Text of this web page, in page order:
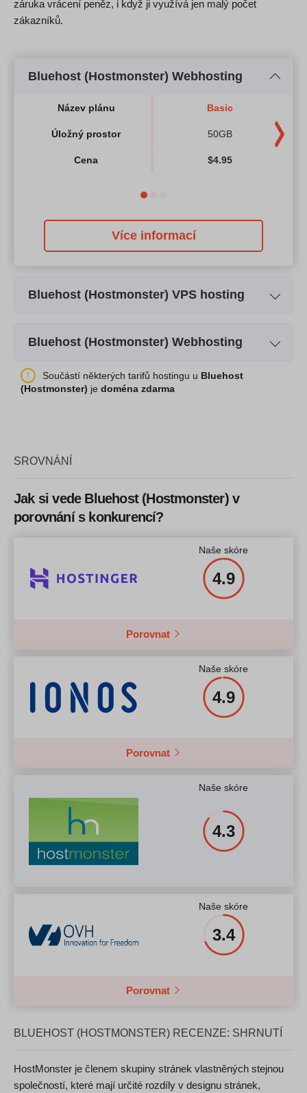
záruka vrácení peněz, i když ji využívá jen malý počet
zákazníků.
Bluehost (Hostmonster) Webhosting
Název plánu
Úložný prostor
Cena
Basic
50GB
$4.95
Více informací
Bluehost (Hostmonster) VPS hosting
Úložný prostor
CPU Dual Core
Více informací
Bluehost (Hostmonster) Webhosting
Název plánu Standard
Více informací
Součástí některých tarifů hostingu u Bluehost
(Hostmonster) je doména zdarma
SROVNÁNÍ
Jak si vede Bluehost (Hostmonster) v
porovnání s konkurencí?
Naše skóre
4.9
Porovnat
Naše skóre
4.9
Porovnat
Naše skóre
4.3
Naše skóre
3.4
Porovnat
BLUEHOST (HOSTMONSTER) RECENZE: SHRNUTÍ
HostMonster je členem skupiny stránek vlastněných stejnou
společností, které mají určité rozdíly v designu stránek,